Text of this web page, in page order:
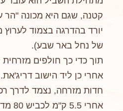
קטנה, שגם היא מכונה
יורד בהדרגה בצמוד לערוץ
של נחל באר שבע).
תוך כדי כך חולפים
אחרי כן ליד הישוב
חדות מזרחה, נצמד לדרך